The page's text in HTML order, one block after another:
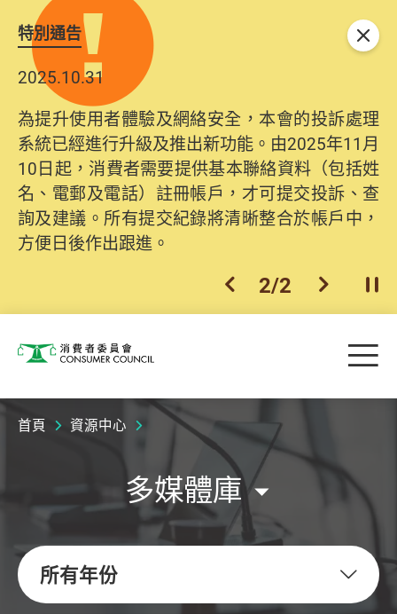
特別通告
2025.10.31
為提升使用者體驗及網絡安全，本會的投訴處理
系統已經進行升級及推出新功能。由2025年11月
10日起，消費者需要提供基本聯絡資料（包括姓
名、電郵及電話）註冊帳戶，才可提交投訴、查
詢及建議。所有提交紀錄將清晰整合於帳戶中，
方便日後作出跟進。
上一個
2/2 下一個開
關閉
消費者委員會 目
首頁 資源中心
多媒體庫
所有年份